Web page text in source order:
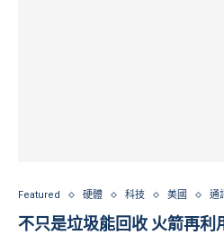
Featured 硬體 科技 美國 通
不只是垃圾能回收 火箭再利